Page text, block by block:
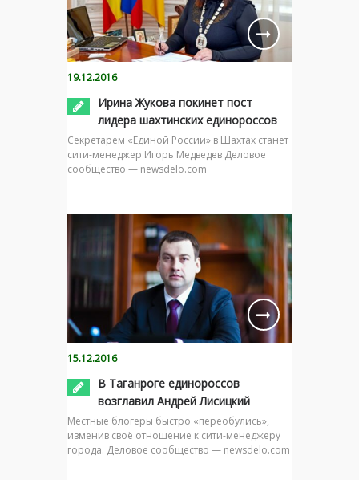
19.12.2016
Ирина Жукова покинет пост
лидера шахтинских единороссов
Секретарем «Единой России» в Шахтах станет
сити-менеджер Игорь Медведев Деловое
сообщество — newsdelo.com
15.12.2016
В Таганроге единороссов
возглавил Андрей Лисицкий
Местные блогеры быстро «переобулись»,
изменив своё отношение к сити-менеджеру
города. Деловое сообщество — newsdelo.com